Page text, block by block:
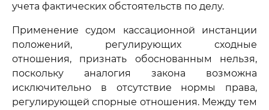
учета фактических обстоятельств по делу.
Применение судом кассационной инстанции
положений, регулирующих сходные
отношения, признать обоснованным нельзя,
поскольку аналогия закона возможна
исключительно в отсутствие нормы права,
регулирующей спорные отношения. Между тем